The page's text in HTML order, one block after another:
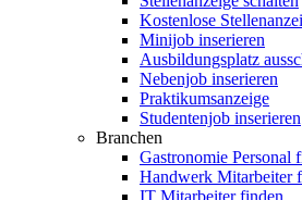
Kostenlose
Minijob inserieren
Ausbildungsplatz
Nebenjob inserieren
Praktikumsanzeige
Studentenjob inserieren
Branchen
Gastronomie Personal
Handwerk Mitarbeiter
IT Mitarbeiter finden